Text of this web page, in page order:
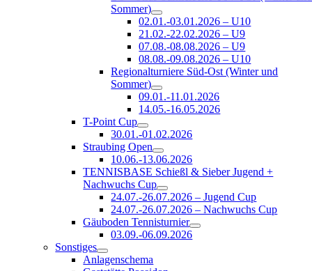
Sommer)
02.01.-03.01.2026 – U10
21.02.-22.02.2026 – U9
07.08.-08.08.2026 – U9
08.08.-09.08.2026 – U10
Regionalturniere Süd-Ost (Winter und
Sommer)
09.01.-11.01.2026
14.05.-16.05.2026
T-Point Cup
30.01.-01.02.2026
Straubing Open
10.06.-13.06.2026
TENNISBASE Schießl & Sieber Jugend +
Nachwuchs Cup
24.07.-26.07.2026 – Jugend Cup
24.07.-26.07.2026 – Nachwuchs Cup
Gäuboden Tennisturnier
03.09.-06.09.2026
Sonstiges
Anlagenschema